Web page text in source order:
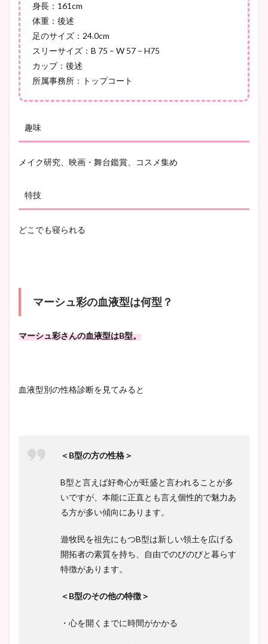
池谷実悠アナのメガネ画像が
かわいい！カップや水着姿も
身長：161cm
体重：後述
足のサイズ：24.0cm
スリーサイズ：B 75 – W 57 – H75
カップ：後述
所属事務所：トップコート
趣味
メイク研究、映画・舞台鑑賞、コスメ集め
特技
どこでも寝られる
マーシュ彩の血液型は何型？
マーシュ彩さんの血液型はB型。
血液型別の性格診断を見てみると
＜B型の方の性格＞
B型と言えば好奇心が旺盛と言われることが多
いですが、本能に正直とも言え個性的で魅力あ
る方が多い傾向にあります。
遊牧民を祖先にもつB型は新しい領土を広げる
開拓者の素質を持ち、自由でのびのびと暮らす
特徴があります。
＜B型のその他の特徴＞
・心を開くまでに時間がかかる